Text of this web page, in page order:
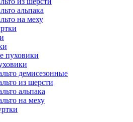
альпака
на меху
пуховики
демисезонные
из шерсти
альпака
на меху